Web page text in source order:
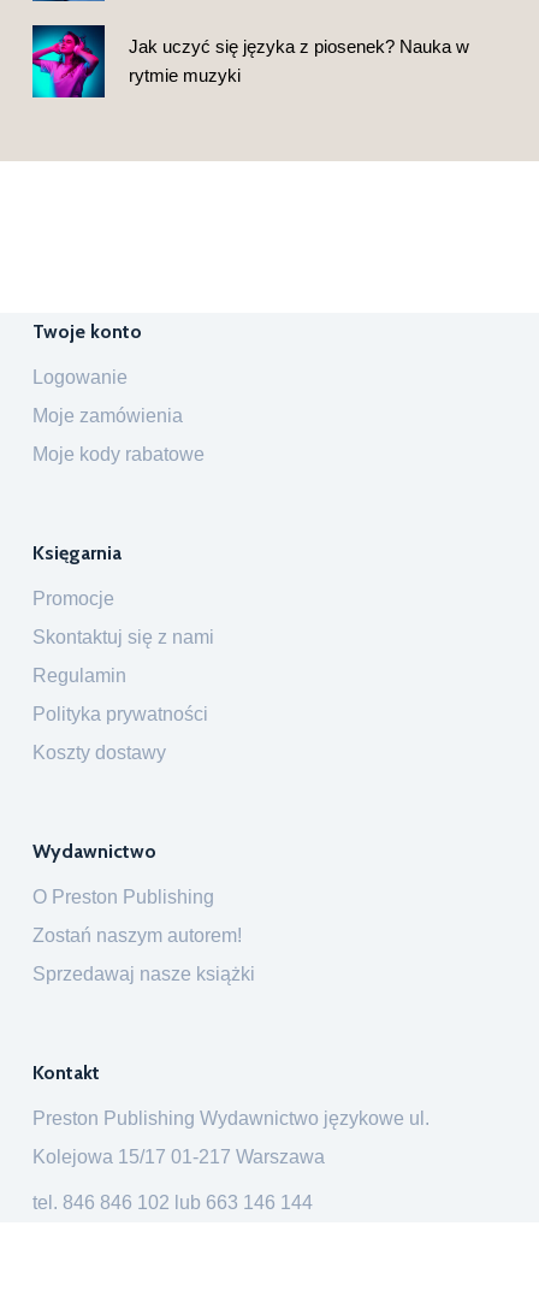
Jak uczyć się języka z piosenek? Nauka w
rytmie muzyki
Twoje konto
Logowanie
Moje zamówienia
Moje kody rabatowe
Księgarnia
Promocje
Skontaktuj się z nami
Regulamin
Polityka prywatności
Koszty dostawy
Wydawnictwo
O Preston Publishing
Zostań naszym autorem!
Sprzedawaj nasze książki
Kontakt
Preston Publishing Wydawnictwo językowe ul.
Kolejowa 15/17 01-217 Warszawa
tel. 846 846 102 lub 663 146 144